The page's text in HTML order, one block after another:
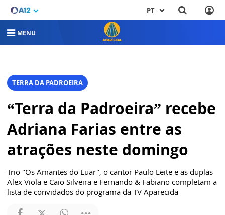
PT
MENU
TERRA DA PADROEIRA
“Terra da Padroeira” recebe
Adriana Farias entre as
atrações neste domingo
Trio "Os Amantes do Luar", o cantor Paulo Leite e as duplas
Alex Viola e Caio Silveira e Fernando & Fabiano completam a
lista de convidados do programa da TV Aparecida